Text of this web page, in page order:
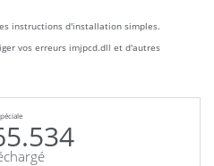
instructions d'installation simples.
vos erreurs imjpcd.dll et d'autres